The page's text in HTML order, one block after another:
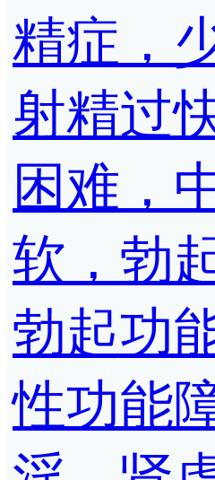
精症，
射精过
困难，
软，勃
勃起功
性功能